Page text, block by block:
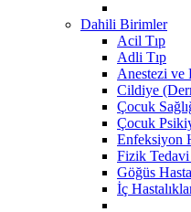
Dahili Birimler
Acil Tıp
Adli Tıp
Anestezi ve
Cildiye
Çocuk
Çocuk
Enfeksiyon
Fizik
Göğüs
İç